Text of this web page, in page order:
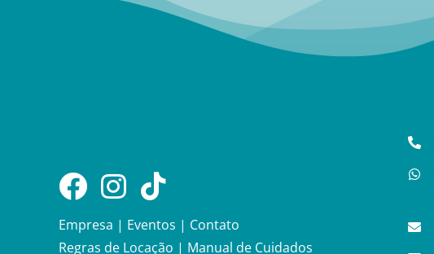
Empresa | Eventos | Contato
Regras de Locação | Manual de Cuidados